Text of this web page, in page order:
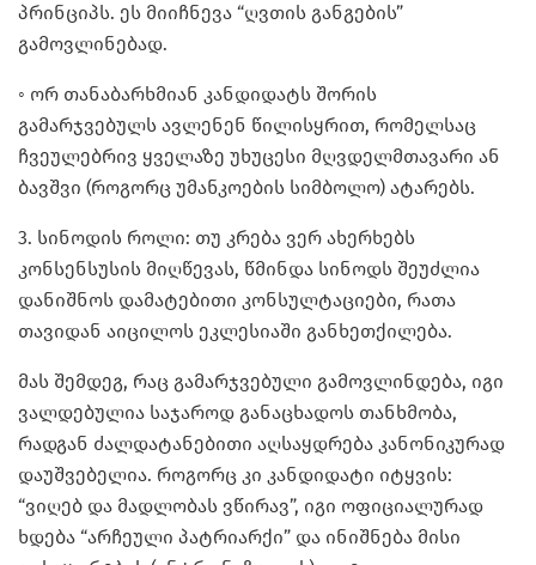
პრინციპს. ეს მიიჩნევა “ღვთის განგების”
გამოვლინებად.
◦ ორ თანაბარხმიან კანდიდატს შორის
გამარჯვებულს ავლენენ წილისყრით, რომელსაც
ჩვეულებრივ ყველაზე უხუცესი მღვდელმთავარი ან
ბავშვი (როგორც უმანკოების სიმბოლო) ატარებს.
3. სინოდის როლი: თუ კრება ვერ ახერხებს
კონსენსუსის მიღწევას, წმინდა სინოდს შეუძლია
დანიშნოს დამატებითი კონსულტაციები, რათა
თავიდან აიცილოს ეკლესიაში განხეთქილება.
მას შემდეგ, რაც გამარჯვებული გამოვლინდება, იგი
ვალდებულია საჯაროდ განაცხადოს თანხმობა,
რადგან ძალდატანებითი აღსაყდრება კანონიკურად
დაუშვებელია. როგორც კი კანდიდატი იტყვის:
“ვიღებ და მადლობას ვწირავ”, იგი ოფიციალურად
ხდება “არჩეული პატრიარქი” და ინიშნება მისი